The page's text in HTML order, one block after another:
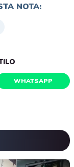
NOTA:
WHATSAPP